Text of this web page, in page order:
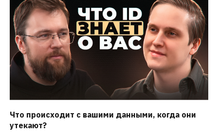
Что происходит с вашими данными, когда они
утекают?